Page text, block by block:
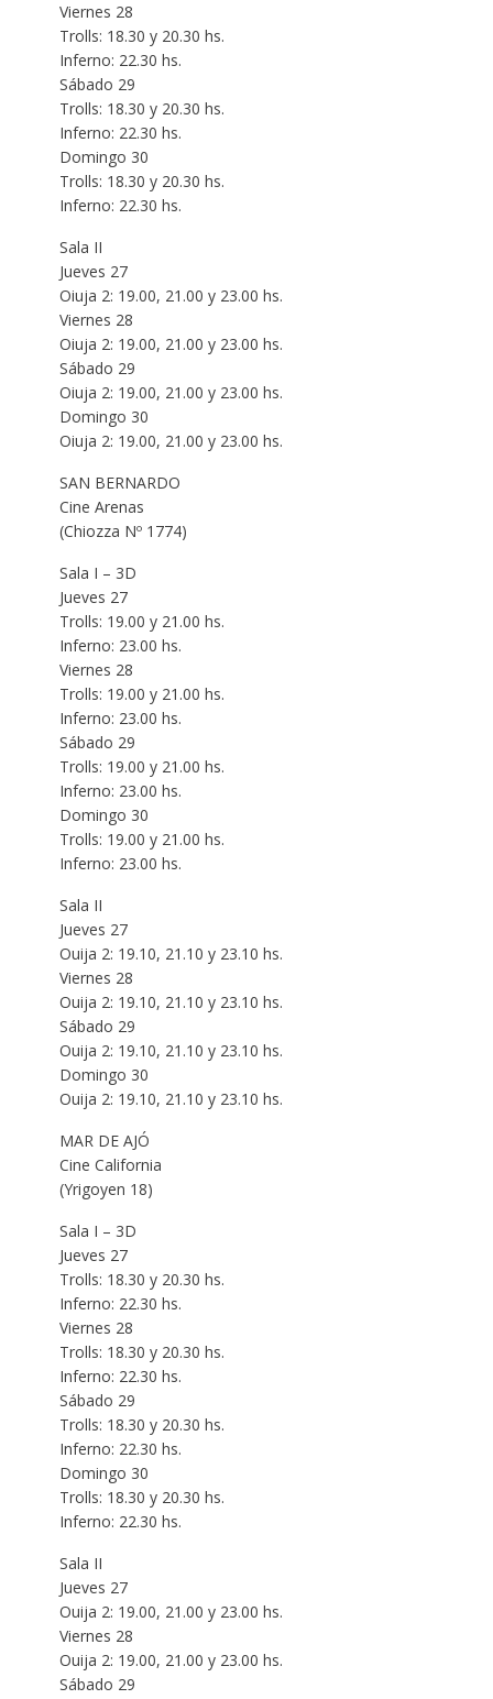
Viernes 28
Trolls: 18.30 y 20.30 hs.
Inferno: 22.30 hs.
Sábado 29
Trolls: 18.30 y 20.30 hs.
Inferno: 22.30 hs.
Domingo 30
Trolls: 18.30 y 20.30 hs.
Inferno: 22.30 hs.
Sala II
Jueves 27
Oiuja 2: 19.00, 21.00 y 23.00 hs.
Viernes 28
Oiuja 2: 19.00, 21.00 y 23.00 hs.
Sábado 29
Oiuja 2: 19.00, 21.00 y 23.00 hs.
Domingo 30
Oiuja 2: 19.00, 21.00 y 23.00 hs.
SAN BERNARDO
Cine Arenas
(Chiozza Nº 1774)
Sala I – 3D
Jueves 27
Trolls: 19.00 y 21.00 hs.
Inferno: 23.00 hs.
Viernes 28
Trolls: 19.00 y 21.00 hs.
Inferno: 23.00 hs.
Sábado 29
Trolls: 19.00 y 21.00 hs.
Inferno: 23.00 hs.
Domingo 30
Trolls: 19.00 y 21.00 hs.
Inferno: 23.00 hs.
Sala II
Jueves 27
Ouija 2: 19.10, 21.10 y 23.10 hs.
Viernes 28
Ouija 2: 19.10, 21.10 y 23.10 hs.
Sábado 29
Ouija 2: 19.10, 21.10 y 23.10 hs.
Domingo 30
Ouija 2: 19.10, 21.10 y 23.10 hs.
MAR DE AJÓ
Cine California
(Yrigoyen 18)
Sala I – 3D
Jueves 27
Trolls: 18.30 y 20.30 hs.
Inferno: 22.30 hs.
Viernes 28
Trolls: 18.30 y 20.30 hs.
Inferno: 22.30 hs.
Sábado 29
Trolls: 18.30 y 20.30 hs.
Inferno: 22.30 hs.
Domingo 30
Trolls: 18.30 y 20.30 hs.
Inferno: 22.30 hs.
Sala II
Jueves 27
Ouija 2: 19.00, 21.00 y 23.00 hs.
Viernes 28
Ouija 2: 19.00, 21.00 y 23.00 hs.
Sábado 29